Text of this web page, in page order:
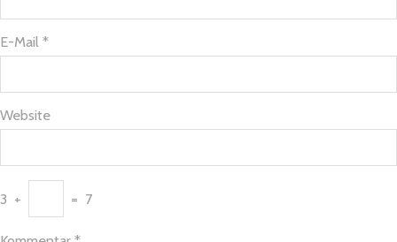
E-Mail *
Website
3 + = 7